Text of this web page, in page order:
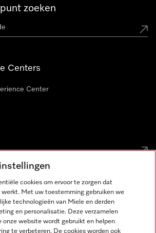
zoeken
Centers
Center
op Youtube
cookies om ervoor te zorgen dat
werkt. Met uw toestemming gebruiken we
technologieën van Miele en derden
en personalisatie. Deze verzamelen
onze website wordt gebruikt en helpen
te verbeteren. De cookies worden ook